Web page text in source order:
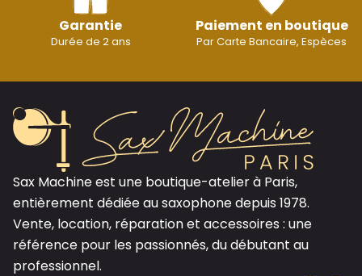
Garantie
Durée de 2 ans
Paiement en boutique
Par Carte Bancaire, Espèces
Sax Machine est une boutique-atelier à Paris,
entièrement dédiée au saxophone depuis 1978.
Vente, location, réparation et accessoires : une
référence pour les passionnés, du débutant au
professionnel.